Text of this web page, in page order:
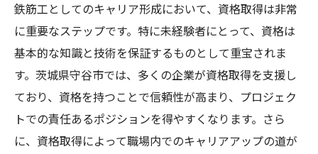
鉄筋工としてのキャリア形成において、資格取得は非常
に重要なステップです。特に未経験者にとって、資格は
基本的な知識と技術を保証するものとして重宝されま
す。茨城県守谷市では、多くの企業が資格取得を支援し
ており、資格を持つことで信頼性が高まり、プロジェク
トでの責任あるポジションを得やすくなります。さら
に、資格取得によって職場内でのキャリアアップの道が